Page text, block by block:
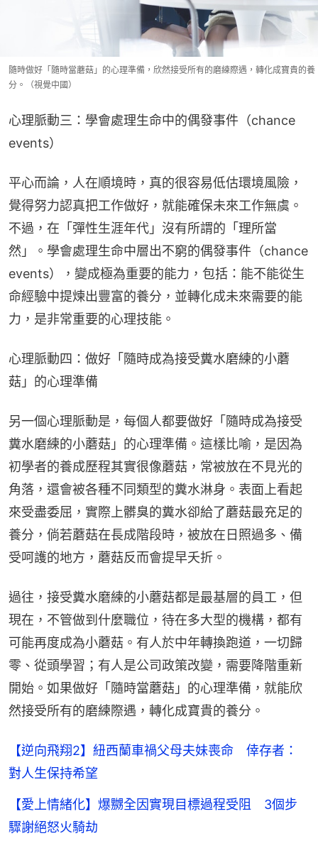
隨時做好「隨時當蘑菇」的心理準備，欣然接受所有的磨練際遇，轉化成寶貴的養
分。（視覺中國）
心理脈動三：學會處理生命中的偶發事件（chance
events）
平心而論，人在順境時，真的很容易低估環境風險，
覺得努力認真把工作做好，就能確保未來工作無虞。
不過，在「彈性生涯年代」沒有所謂的「理所當
然」。學會處理生命中層出不窮的偶發事件（chance
events），變成極為重要的能力，包括：能不能從生
命經驗中提煉出豐富的養分，並轉化成未來需要的能
力，是非常重要的心理技能。
心理脈動四：做好「隨時成為接受糞水磨練的小蘑
菇」的心理準備
另一個心理脈動是，每個人都要做好「隨時成為接受
糞水磨練的小蘑菇」的心理準備。這樣比喻，是因為
初學者的養成歷程其實很像蘑菇，常被放在不見光的
角落，還會被各種不同類型的糞水淋身。表面上看起
來受盡委屈，實際上髒臭的糞水卻給了蘑菇最充足的
養分，倘若蘑菇在長成階段時，被放在日照過多、備
受呵護的地方，蘑菇反而會提早夭折。
過往，接受糞水磨練的小蘑菇都是最基層的員工，但
現在，不管做到什麼職位，待在多大型的機構，都有
可能再度成為小蘑菇。有人於中年轉換跑道，一切歸
零、從頭學習；有人是公司政策改變，需要降階重新
開始。如果做好「隨時當蘑菇」的心理準備，就能欣
然接受所有的磨練際遇，轉化成寶貴的養分。
【逆向飛翔2】紐西蘭車禍父母夫妹喪命 倖存者：
對人生保持希望
【愛上情緒化】爆嬲全因實現目標過程受阻 3個步
驟謝絕怒火騎劫